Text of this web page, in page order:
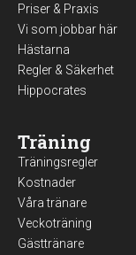
Priser & Praxis
Vi som jobbar här
Hästarna
Regler & Säkerhet
Hippocrates
Träning
Träningsregler
Kostnader
Våra tränare
Veckoträning
Gästtränare